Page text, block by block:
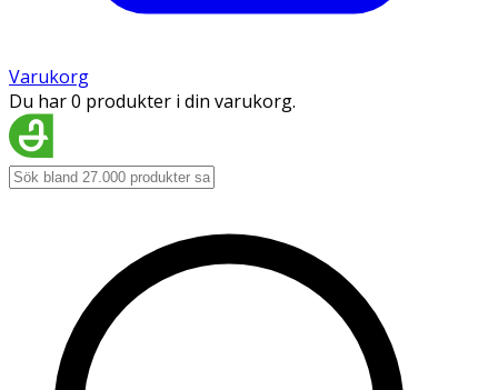
Varukorg
Du har 0 produkter i din varukorg.